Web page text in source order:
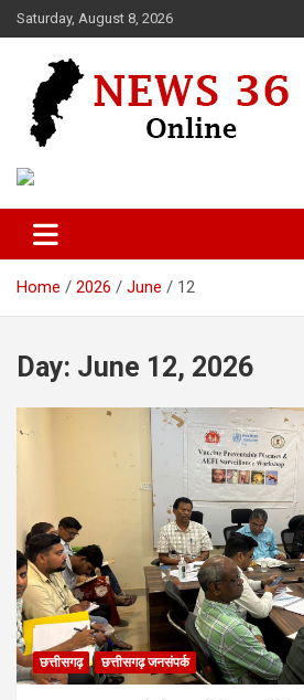
Skip
to
Saturday, August 8, 2026
News 36
Home 2026 June 12
Day: June 12, 2026
छत्तीसगढ़ छत्तीसगढ़ जनसंपर्क